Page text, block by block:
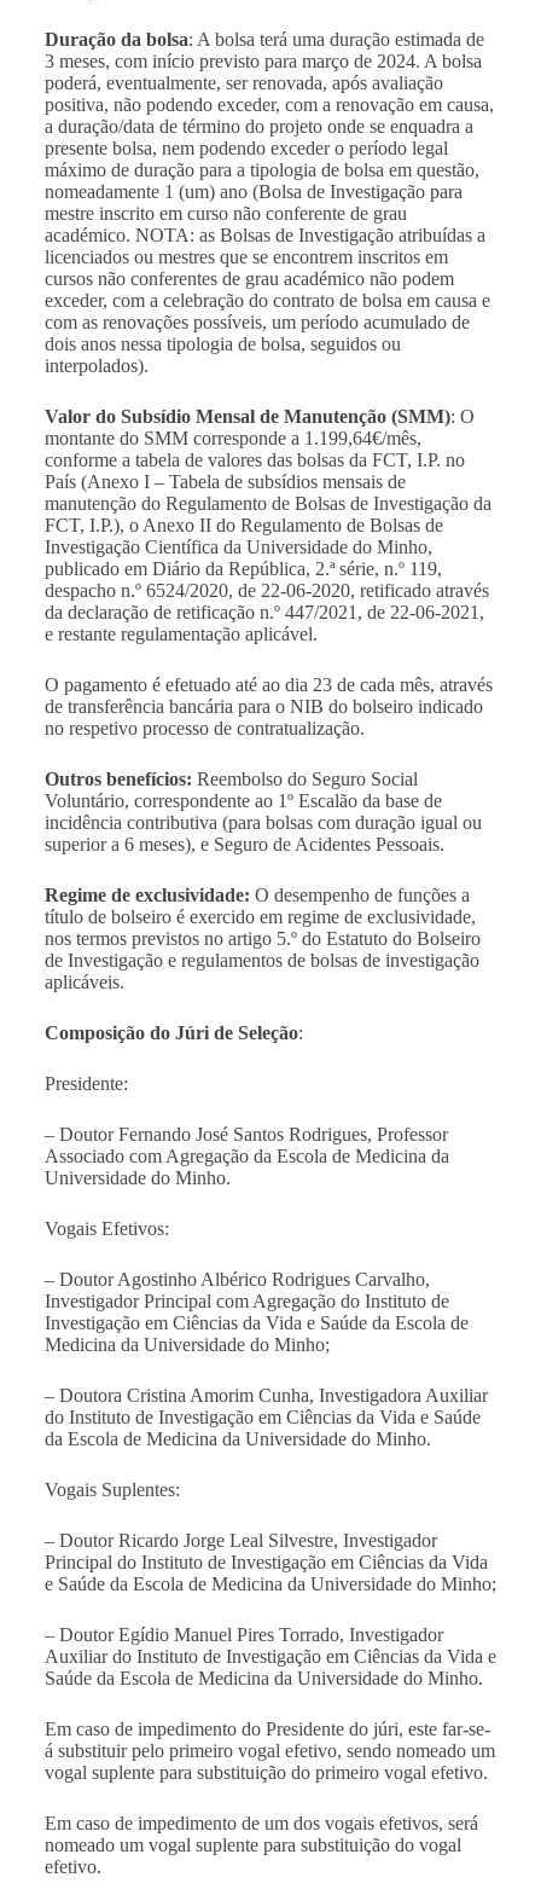
Duração da bolsa: A bolsa terá uma duração estimada de
3 meses, com início previsto para março de 2024. A bolsa
poderá, eventualmente, ser renovada, após avaliação
positiva, não podendo exceder, com a renovação em causa,
a duração/data de término do projeto onde se enquadra a
presente bolsa, nem podendo exceder o período legal
máximo de duração para a tipologia de bolsa em questão,
nomeadamente 1 (um) ano (Bolsa de Investigação para
mestre inscrito em curso não conferente de grau
académico. NOTA: as Bolsas de Investigação atribuídas a
licenciados ou mestres que se encontrem inscritos em
cursos não conferentes de grau académico não podem
exceder, com a celebração do contrato de bolsa em causa e
com as renovações possíveis, um período acumulado de
dois anos nessa tipologia de bolsa, seguidos ou
interpolados).
Valor do Subsídio Mensal de Manutenção (SMM): O
montante do SMM corresponde a 1.199,64€/mês,
conforme a tabela de valores das bolsas da FCT, I.P. no
País (Anexo I – Tabela de subsídios mensais de
manutenção do Regulamento de Bolsas de Investigação da
FCT, I.P.), o Anexo II do Regulamento de Bolsas de
Investigação Científica da Universidade do Minho,
publicado em Diário da República, 2.ª série, n.º 119,
despacho n.º 6524/2020, de 22-06-2020, retificado através
da declaração de retificação n.º 447/2021, de 22-06-2021,
e restante regulamentação aplicável.
O pagamento é efetuado até ao dia 23 de cada mês, através
de transferência bancária para o NIB do bolseiro indicado
no respetivo processo de contratualização.
Outros benefícios: Reembolso do Seguro Social
Voluntário, correspondente ao 1º Escalão da base de
incidência contributiva (para bolsas com duração igual ou
superior a 6 meses), e Seguro de Acidentes Pessoais.
Regime de exclusividade: O desempenho de funções a
título de bolseiro é exercido em regime de exclusividade,
nos termos previstos no artigo 5.º do Estatuto do Bolseiro
de Investigação e regulamentos de bolsas de investigação
aplicáveis.
Composição do Júri de Seleção:
Presidente:
– Doutor Fernando José Santos Rodrigues, Professor
Associado com Agregação da Escola de Medicina da
Universidade do Minho.
Vogais Efetivos:
– Doutor Agostinho Albérico Rodrigues Carvalho,
Investigador Principal com Agregação do Instituto de
Investigação em Ciências da Vida e Saúde da Escola de
Medicina da Universidade do Minho;
– Doutora Cristina Amorim Cunha, Investigadora Auxiliar
do Instituto de Investigação em Ciências da Vida e Saúde
da Escola de Medicina da Universidade do Minho.
Vogais Suplentes:
– Doutor Ricardo Jorge Leal Silvestre, Investigador
Principal do Instituto de Investigação em Ciências da Vida
e Saúde da Escola de Medicina da Universidade do Minho;
– Doutor Egídio Manuel Pires Torrado, Investigador
Auxiliar do Instituto de Investigação em Ciências da Vida e
Saúde da Escola de Medicina da Universidade do Minho.
Em caso de impedimento do Presidente do júri, este far-se-
á substituir pelo primeiro vogal efetivo, sendo nomeado um
vogal suplente para substituição do primeiro vogal efetivo.
Em caso de impedimento de um dos vogais efetivos, será
nomeado um vogal suplente para substituição do vogal
efetivo.